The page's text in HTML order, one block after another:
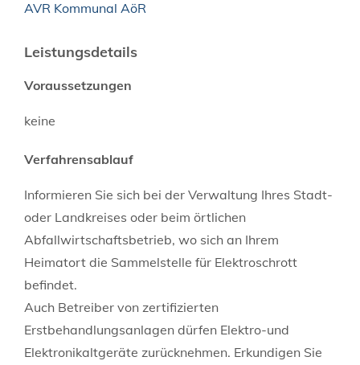
AVR Kommunal AöR
Leistungsdetails
Voraussetzungen
keine
Verfahrensablauf
Informieren Sie sich bei der Verwaltung Ihres Stadt-
oder Landkreises oder beim örtlichen
Abfallwirtschaftsbetrieb, wo sich an Ihrem
Heimatort die Sammelstelle für Elektroschrott
befindet.
Auch Betreiber von zertifizierten
Erstbehandlungsanlagen dürfen Elektro-und
Elektronikaltgeräte zurücknehmen. Erkundigen Sie